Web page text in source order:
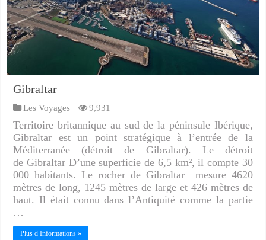
Gibraltar
Les Voyages 9,931
Territoire britannique au sud de la péninsule Ibérique,
Gibraltar est un point stratégique à l’entrée de la
Méditerranée (détroit de Gibraltar). Le détroit
de Gibraltar D’une superficie de 6,5 km², il compte 30
000 habitants. Le rocher de Gibraltar mesure 4620
mètres de long, 1245 mètres de large et 426 mètres de
haut. Il était connu dans l’Antiquité comme la partie
…
Plus d Informations »